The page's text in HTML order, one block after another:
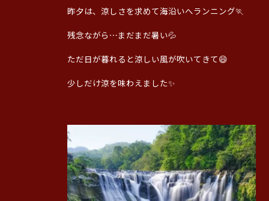
昨夕は、涼しさを求めて海沿いへランニング🏃
残念ながら⋯まだまだ暑い💦
ただ日が暮れると涼しい風が吹いてきて😄
少しだけ涼を味わえました✨